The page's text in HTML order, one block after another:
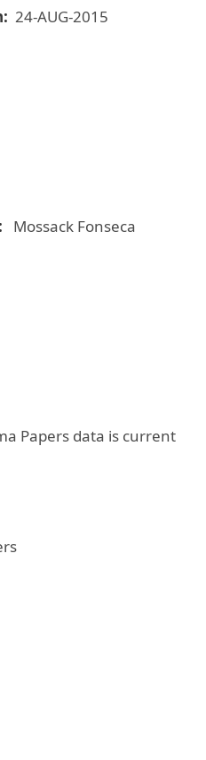
24-AUG-2015
Mossack Fonseca
Papers data is current